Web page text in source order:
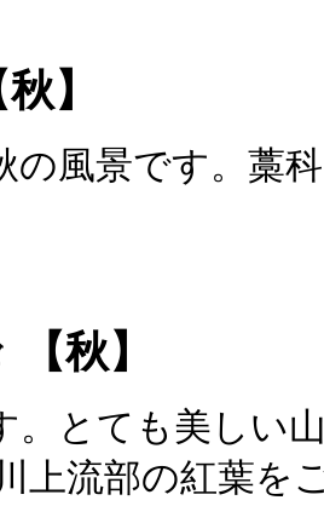
秋】
の風景です。藁
【秋】
。とても美しい
上流部の紅葉を